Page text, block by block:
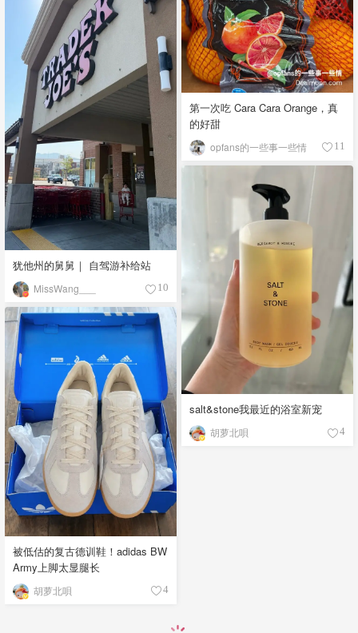
第一次吃 Cara Cara Orange，真
的好甜
opfans的一些事一些情 11
犹他州的舅舅｜ 自驾游补给站
MissWang___ 10
salt&stone我最近的浴室新宠
胡萝北唄 4
被低估的复古德训鞋！adidas BW
Army上脚太显腿长
胡萝北唄 4